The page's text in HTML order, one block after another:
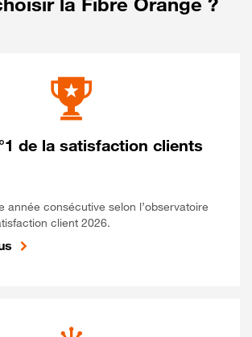
de la satisfaction clients
année consécutive selon l’observatoire
client 2026.